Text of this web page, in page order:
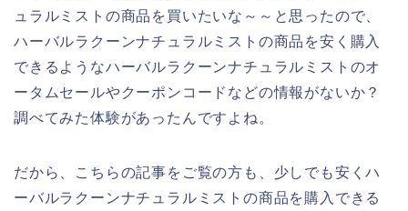
ュラルミストの商品を買いたいな～～と思ったので、
ハーバルラクーンナチュラルミストの商品を安く購入
できるようなハーバルラクーンナチュラルミストのオ
ータムセールやクーポンコードなどの情報がないか？
調べてみた体験があったんですよね。
だから、こちらの記事をご覧の方も、少しでも安くハ
ーバルラクーンナチュラルミストの商品を購入できる